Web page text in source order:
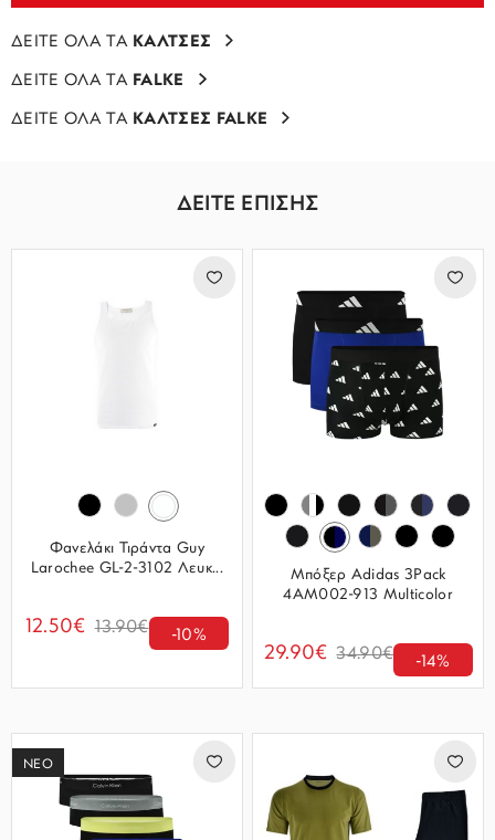
ΔΕΙΤΕ ΟΛΑ ΤΑ ΚΑΛΤΣΕΣ
ΔΕΙΤΕ ΟΛΑ ΤΑ FALKE
ΔΕΙΤΕ ΟΛΑ ΤΑ ΚΑΛΤΣΕΣ FALKE
ΔΕΙΤΕ ΕΠΙΣΗΣ
Φανελάκι Τιράντα Guy
Larochee GL-2-3102 Λευκ...
12.50€ 13.90€ -10%
Μπόξερ Adidas 3Pack
4AM002-913 Multicolor
29.90€ 34.90€ -14%
ΝΕΟ